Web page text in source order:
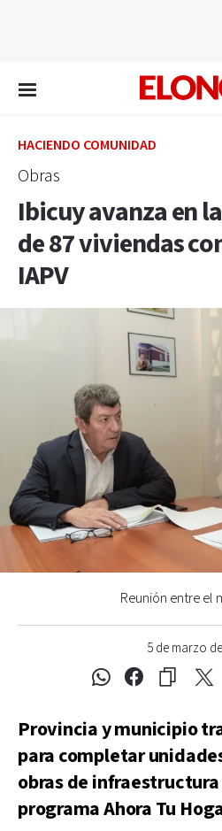
HACIENDO COMUNIDAD
Obras
Ibicuy avanza en
de 87 viviendas
IAPV
5 de marzo
Reunión entre el
Provincia y municipio
para completar
obras de
programa Ahora Tu